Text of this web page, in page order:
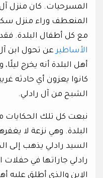
المسرحيات. كان منزل
المنعطف وراء منزل
مع كل أطفال البلدة.
الأساطيرعن تحول ابن
أهل البلدة أنه يخرج
كانوا يعزون أي حادثه
الشبح من آل رادلي.
نبعت كل تلك الحكايات
البلدة. وهي نزعة لا
السيد رادلي يذهب إلى
رادلي جاراتها في
الإبن والذي أطلق عليه